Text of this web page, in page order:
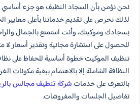
نحن نؤمن بأن السجاد النظيف هو جزء أساسي
لذلك نحرص على تقديم خدماتنا بأعلى معايير
بسجادك وموكيتك، وأنت استمتع بالجمال
للحصول على استشارة مجانية وتقدير أسعار لا
تنظيف الموكيت خطوة أساسية للحفاظ على
النظافة الشاملة إلا بالاهتمام ببقية مكونات
بالتعرف على خدمات شركة تنظيف مجالس
تفاصيل الجلسات والمفروشات.